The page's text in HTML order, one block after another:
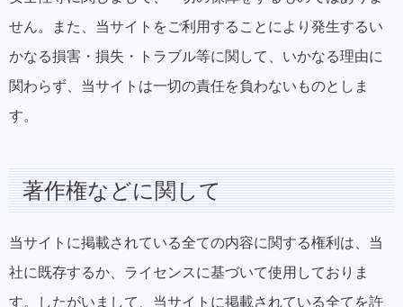
せん。また、当サイトをご利用することにより発生するい
かなる損害・損失・トラブル等に関して、いかなる理由に
関わらず、当サイトは一切の責任を負わないものとしま
す。
著作権などに関して
当サイトに掲載されている全ての内容に関する権利は、当
社に既存するか、ライセンスに基づいて使用しておりま
す。したがいまして、当サイトに掲載されている全てを許